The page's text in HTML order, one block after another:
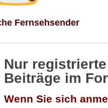
Fernsehsender
Nur
Beiträge im
Wenn Sie sich